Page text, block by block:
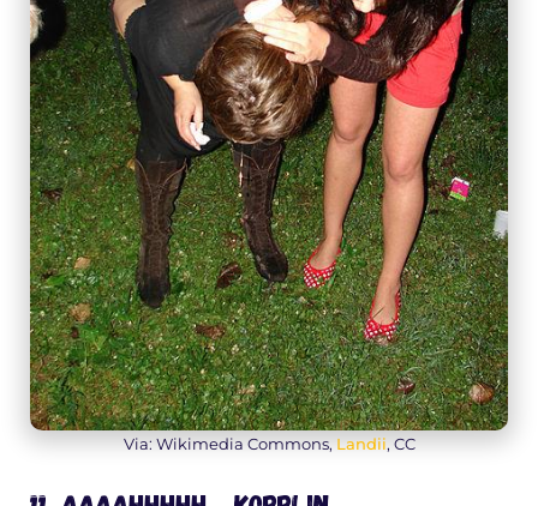
Via: Wikimedia Commons, Landii, CC